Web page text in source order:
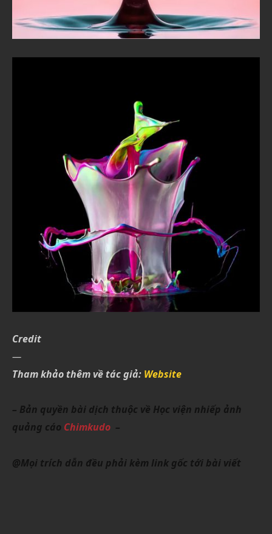
Credit
—
Tham khảo thêm về tác giả: Website
– Bản quyền bài dịch thuộc về Học viện nhiếp ảnh
quảng cáo Chimkudo –
@Mọi trích dẫn đều phải kèm link gốc tới bài viết